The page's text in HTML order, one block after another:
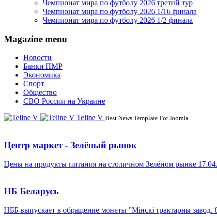
Чемпионат мира по футболу 2026 третий тур
Чемпионат мира по футболу 2026 1/16 финала
Чемпионат мира по футболу 2026 1/2 финала
Magazine menu
Новости
Банки ПМР
Экономика
Спорт
Общество
СВО России на Украине
Teline V Best News Template For Joomla
Центр маркет - Зелёный рынок
Цены на продукты питания на столичном Зелёном рынке
НБ Беларусь
НББ выпускает в обращение монеты ”Мінскі трактарны завод.